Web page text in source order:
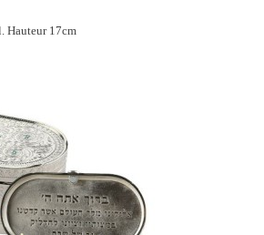
Hauteur 17cm